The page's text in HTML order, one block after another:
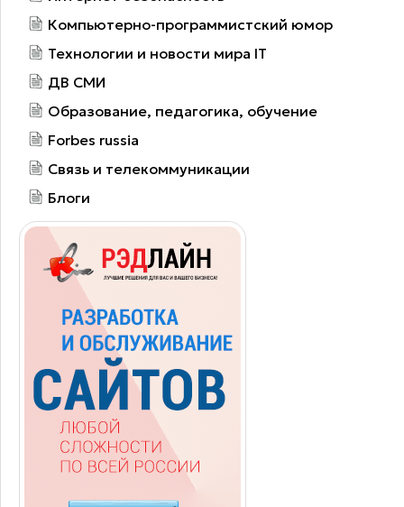
Компьютерно-программистский юмор
Технологии и новости мира IT
ДВ СМИ
Образование, педагогика, обучение
Forbes russia
Связь и телекоммуникации
Блоги